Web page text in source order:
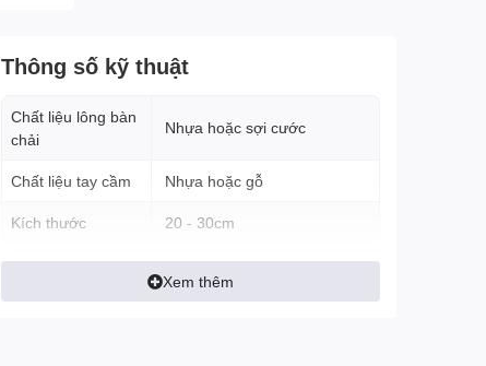
Thông số kỹ thuật
Chất liệu lông bàn
chải
Nhựa hoặc sợi cước
Chất liệu tay cầm Nhựa hoặc gỗ
Kích thước 20 - 30cm
Xem thêm